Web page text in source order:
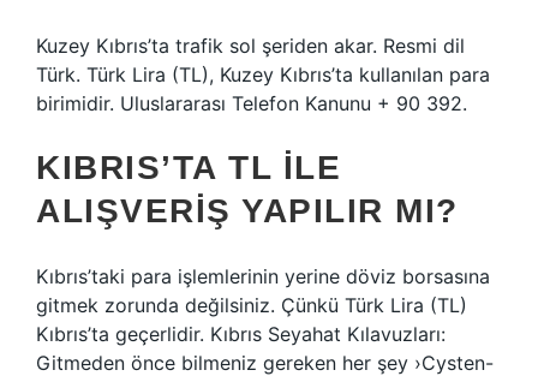
Kuzey Kıbrıs’ta trafik sol şeriden akar. Resmi dil
Türk. Türk Lira (TL), Kuzey Kıbrıs’ta kullanılan para
birimidir. Uluslararası Telefon Kanunu + 90 392.
KIBRIS’TA TL ILE
ALIŞVERIŞ YAPILIR MI?
Kıbrıs’taki para işlemlerinin yerine döviz borsasına
gitmek zorunda değilsiniz. Çünkü Türk Lira (TL)
Kıbrıs’ta geçerlidir. Kıbrıs Seyahat Kılavuzları:
Gitmeden önce bilmeniz gereken her şey ›Cysten-